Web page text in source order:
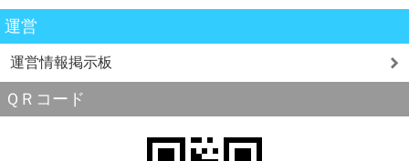
運営
運営情報掲示板
ＱＲコード